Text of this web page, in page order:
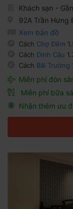
Khách sạn -
92A Trần Hưng
Xem bản đồ
Cách Chợ Đêm
Cách Dinh Cậu
Cách Bãi Trường
Miễn phí đón
Miễn phí bữa
Nhận thêm ưu